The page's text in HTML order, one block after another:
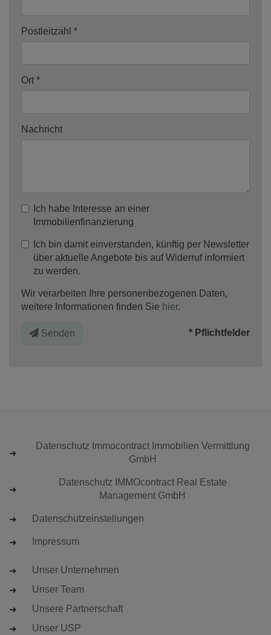
Postleitzahl
Ort
Nachricht
Ich habe Interesse an einer
Immobilienfinanzierung
Ich bin damit einverstanden, künftig per Newsletter
über aktuelle Angebote bis auf Widerruf informiert
zu werden.
Wir verarbeiten Ihre personenbezogenen Daten,
weitere Informationen finden Sie hier.
Senden * Pflichtfelder
Datenschutz Immocontract Immobilien Vermittlung
GmbH
Datenschutz IMMOcontract Real Estate
Management GmbH
Datenschutzeinstellungen
Impressum
Unser Unternehmen
Unser Team
Unsere Partnerschaft
Unser USP